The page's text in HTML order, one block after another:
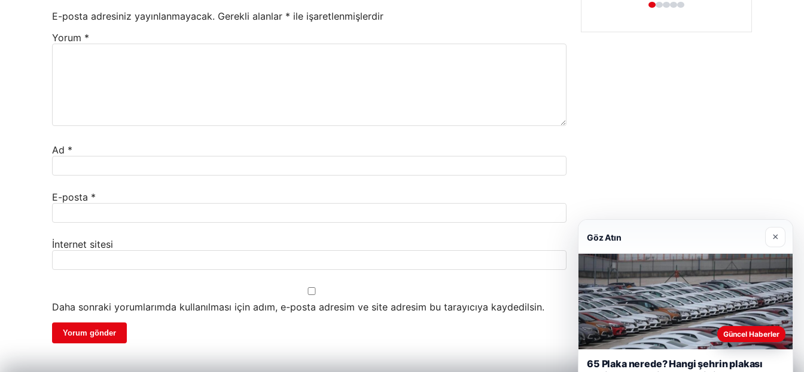
E-posta adresiniz yayınlanmayacak. Gerekli alanlar * ile işaretlenmişlerdir
Yorum *
Ad *
E-posta *
İnternet sitesi
Daha sonraki yorumlarımda kullanılması için adım, e-posta adresim ve site adresim bu tarayıcıya kaydedilsin.
Göz Atın ×
Güncel Haberler
65 Plaka nerede? Hangi şehrin plakası